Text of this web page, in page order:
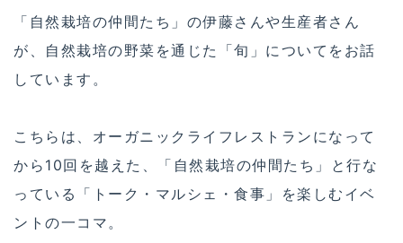
「自然栽培の仲間たち」の伊藤さんや生産者さん
が、自然栽培の野菜を通じた「旬」についてをお話
しています。
こちらは、オーガニックライフレストランになって
から10回を越えた、「自然栽培の仲間たち」と行な
っている「トーク・マルシェ・食事」を楽しむイベ
ントの一コマ。